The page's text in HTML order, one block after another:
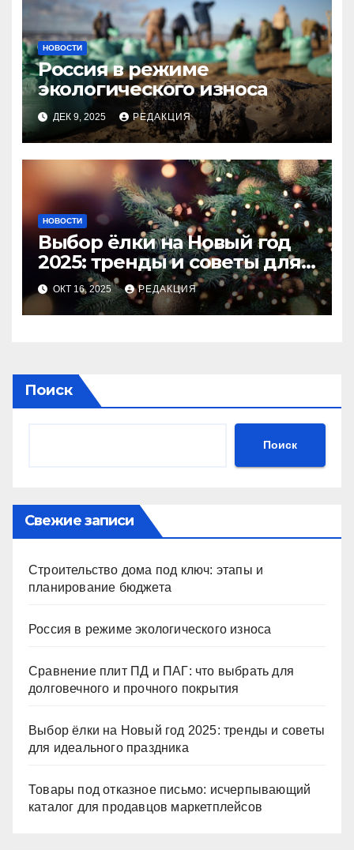
НОВОСТИ
Россия в режиме
экологического износа
ДЕК 9, 2025 РЕДАКЦИЯ
НОВОСТИ
Выбор ёлки на Новый год
2025: тренды и советы для
идеального праздника
ОКТ 16, 2025 РЕДАКЦИЯ
Поиск
Поиск
Свежие записи
Строительство дома под ключ: этапы и
планирование бюджета
Россия в режиме экологического износа
Сравнение плит ПД и ПАГ: что выбрать для
долговечного и прочного покрытия
Выбор ёлки на Новый год 2025: тренды и советы
для идеального праздника
Товары под отказное письмо: исчерпывающий
каталог для продавцов маркетплейсов